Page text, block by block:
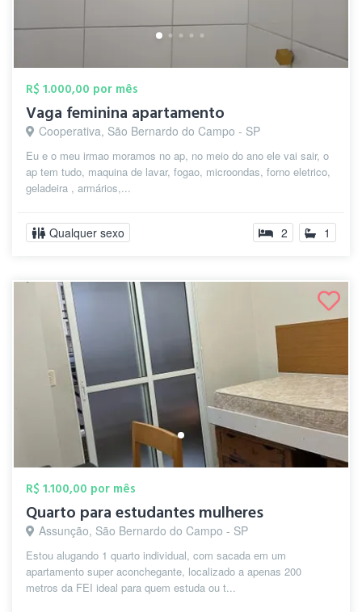
R$ 1.000,00 por mês
Vaga feminina apartamento
Cooperativa, São Bernardo do Campo - SP
Eu e o meu irmao moramos no ap, no meio do ano ele vai sair, o
ap tem tudo, maquina de lavar, fogao, microondas, forno eletrico,
geladeira , armários,...
Qualquer sexo 2 1
R$ 1.100,00 por mês
Quarto para estudantes mulheres
Assunção, São Bernardo do Campo - SP
Estou alugando 1 quarto individual, com sacada em um
apartamento super aconchegante, localizado a apenas 200
metros da FEI ideal para quem estuda ou t...